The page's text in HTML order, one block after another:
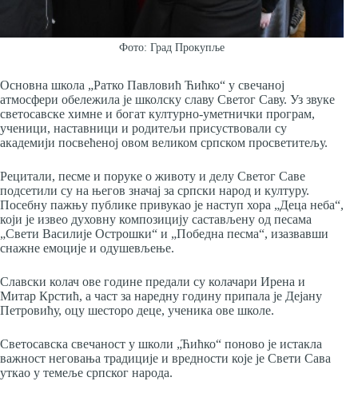
Фото: Град Прокупље
Основна школа „Ратко Павловић Ћићко“ у свечаној
атмосфери обележила је школску славу Светог Саву. Уз звуке
светосавске химне и богат културно-уметнички програм,
ученици, наставници и родитељи присуствовали су
академији посвећеној овом великом српском просветитељу.
Рецитали, песме и поруке о животу и делу Светог Саве
подсетили су на његов значај за српски народ и културу.
Посебну пажњу публике привукао је наступ хора „Деца неба“,
који је извео духовну композицију састављену од песама
„Свети Василије Острошки“ и „Победна песма“, изазвавши
снажне емоције и одушевљење.
Славски колач ове године предали су колачари Ирена и
Митар Крстић, а част за наредну годину припала је Дејану
Петровићу, оцу шесторо деце, ученика ове школе.
Светосавска свечаност у школи „Ћићко“ поново је истакла
важност неговања традиције и вредности које је Свети Сава
уткао у темеље српског народа.